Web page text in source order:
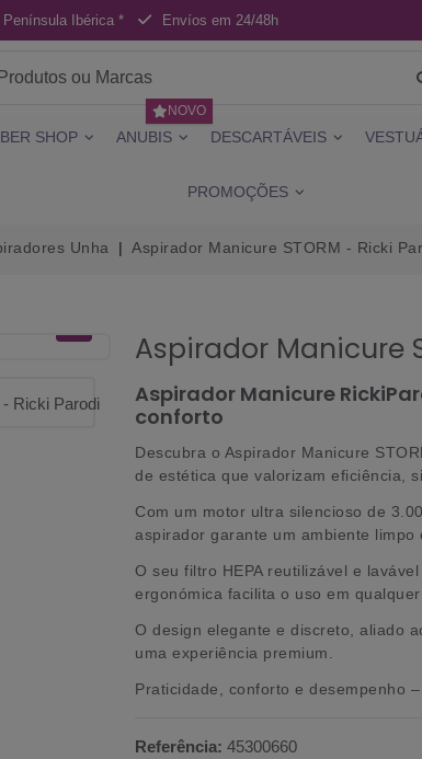
Ibérica * Envíos em 24/48h
SHOP ANUBIS
NOVO
DESCARTÁVEIS
PROMOÇÕES
Unha Aspirador Manicure STORM - Ricki
Aspirador Manicure
Aspirador Manicure
conforto
Descubra o Aspirador Manicure
de estética que valorizam eficiência,
Com um motor ultra silencioso de
aspirador garante um ambiente
O seu filtro HEPA reutilizável e
ergonómica facilita o uso em
O design elegante e discreto, aliado
uma experiência premium.
Praticidade, conforto e desempenho
Referência: 45300660